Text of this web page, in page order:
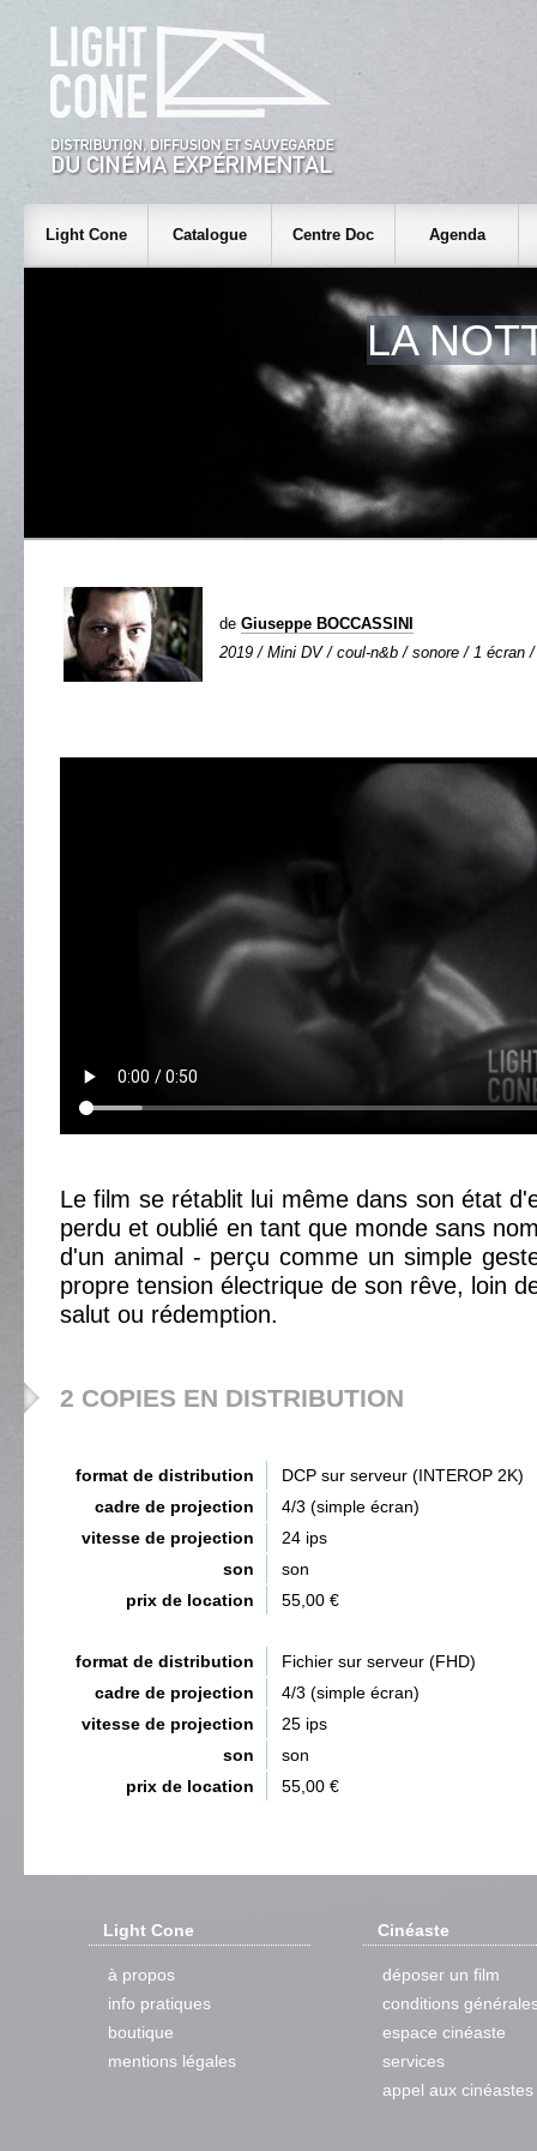
Light Cone Catalogue Centre Doc Agenda
LA
de Giuseppe BOCCASSINI
2019 / Mini DV / coul-n&b / sonore / 1 écran /
Le film se rétablit lui même dans son état
perdu et oublié en tant que monde sans
d'un animal - perçu comme un simple
propre tension électrique de son rêve, loin
salut ou rédemption.
2 COPIES EN DISTRIBUTION
format de distribution
DCP sur serveur (INTEROP 2K)
cadre de projection
4/3 (simple écran)
vitesse de projection
24 ips
son
son
prix de location
55,00 €
format de distribution
Fichier sur serveur (FHD)
cadre de projection
4/3 (simple écran)
vitesse de projection
25 ips
son
son
prix de location
55,00 €
Light Cone
à propos
info pratiques
boutique
mentions légales
Cinéaste
déposer un film
conditions
espace cinéaste
services
appel aux cinéastes